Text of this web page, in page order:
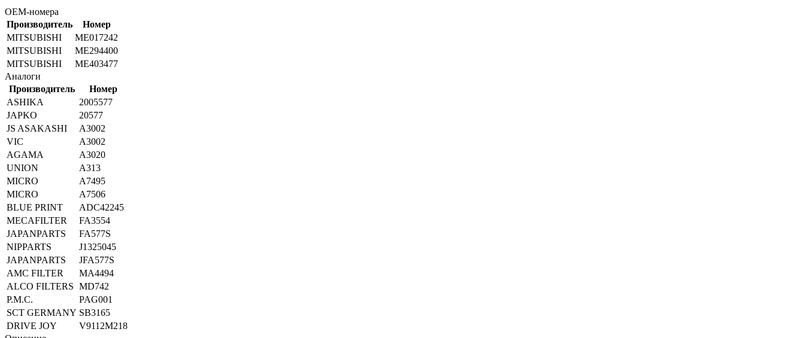
OEM-номера
Производитель
Номер
MITSUBISHI
ME017242
MITSUBISHI
ME294400
MITSUBISHI
ME403477
Аналоги
Производитель
Номер
ASHIKA
2005577
JAPKO
20577
JS ASAKASHI
A3002
VIC
A3002
AGAMA
A3020
UNION
A313
MICRO
A7495
MICRO
A7506
BLUE PRINT
ADC42245
MECAFILTER
FA3554
JAPANPARTS
FA577S
NIPPARTS
J1325045
JAPANPARTS
JFA577S
AMC FILTER
MA4494
ALCO FILTERS MD742
P.M.C.
PAG001
SCT GERMANY SB3165
DRIVE JOY
V9112M218